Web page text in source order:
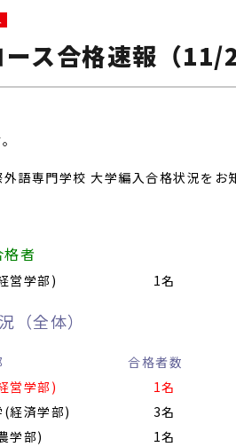
ス合格速報（11/
語専門学校 大学編入合格状況をお
者
営学部 ) 1名
（全体）
学部 合格者数
営学部 )
1名
済学部)
3名
学部)
1名